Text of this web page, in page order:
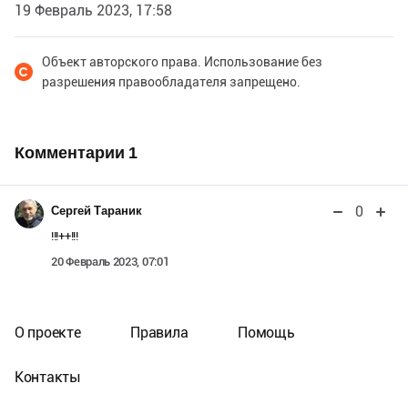
19 Февраль 2023, 17:58
Объект авторского права. Использование без
разрешения правообладателя запрещено.
Комментарии 1
Сергей Тараник 0
!!!++!!!
20 Февраль 2023, 07:01
О проекте Правила Помощь
Контакты